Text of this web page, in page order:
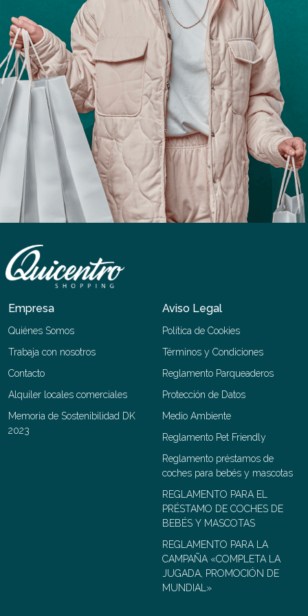
Empresa
Quiénes Somos
Trabaja con nosotros
Contacto
Alquiler locales comerciales
Memoria de Sostenibilidad DK
2023
Aviso Legal
Política de Cookies
Términos y Condiciones
Reglamento Parqueaderos
Protección de Datos
Medio Ambiente
Reglamento Pet Friendly
Reglamento préstamos de
coches para bebés y mascotas
REGLAMENTO PARA EL
PRÉSTAMO DE COCHES DE
BEBÉS Y MASCOTAS
REGLAMENTO PARA LA
CAMPAÑA «COMPLETA LA
JUGADA, PROMOCIÓN DE
MUNDIAL»